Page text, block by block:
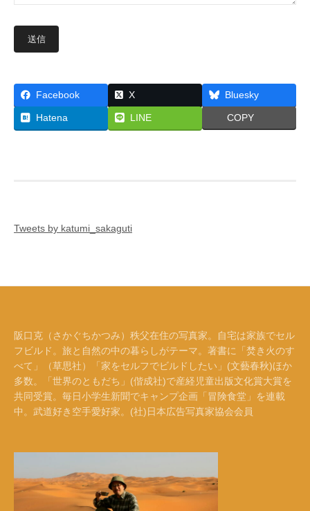
Facebook X Bluesky
Hatena LINE COPY
Tweets by katumi_sakaguti
阪口克（さかぐちかつみ）秩父在住の写真家。自宅は家族でセル
フビルド。旅と自然の中の暮らしがテーマ。著書に「焚き火のす
べて」（草思社）「家をセルフでビルドしたい」(文藝春秋)ほか
多数。「世界のともだち」(偕成社)で産経児童出版文化賞大賞を
共同受賞。毎日小学生新聞でキャンプ企画「冒険食堂」を連載
中。武道好き空手愛好家。(社)日本広告写真家協会会員